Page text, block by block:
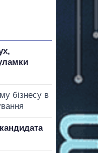
бізнесу в